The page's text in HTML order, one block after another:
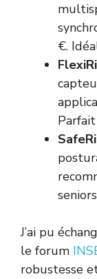
€.
J’ai pu
le forum
robustesse